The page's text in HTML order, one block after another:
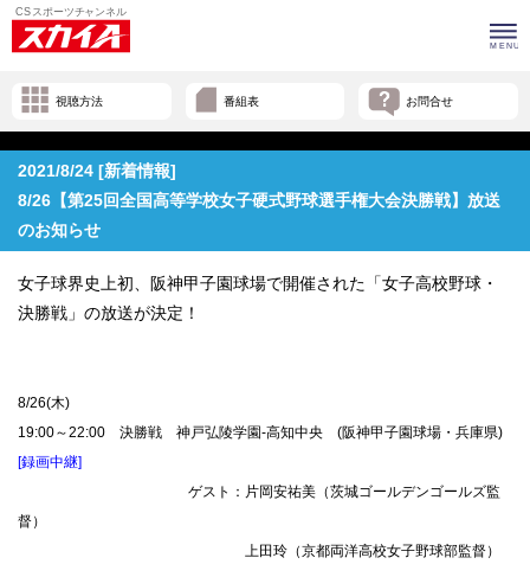
視聴方法 番組表 お問合せ
2021/8/24 [新着情報]
8/26【第25回全国高等学校女子硬式野球選手権大会決勝戦】放送
のお知らせ
女子球界史上初、阪神甲子園球場で開催された「女子高校野球・
決勝戦」の放送が決定！
8/26(木)
19:00～22:00 決勝戦 神戸弘陵学園-高知中央 (阪神甲子園球場・兵庫県)
[録画中継]
ゲスト：片岡安祐美（茨城ゴールデンゴールズ監
督）
上田玲（京都両洋高校女子野球部監督）